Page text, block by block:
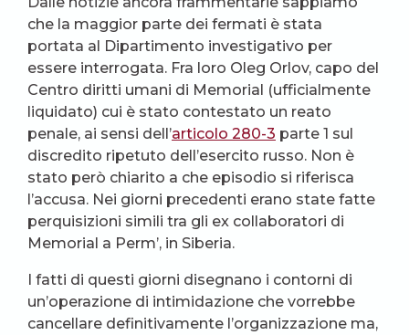
che la maggior parte dei fermati è stata
portata al Dipartimento investigativo per
essere interrogata. Fra loro Oleg Orlov, capo del
Centro diritti umani di Memorial (ufficialmente
liquidato) cui è stato contestato un reato
penale, ai sensi dell’articolo 280-3 parte 1 sul
discredito ripetuto dell’esercito russo. Non è
stato però chiarito a che episodio si riferisca
l’accusa. Nei giorni precedenti erano state fatte
perquisizioni simili tra gli ex collaboratori di
Memorial a Perm’, in Siberia.
I fatti di questi giorni disegnano i contorni di
un’operazione di intimidazione che vorrebbe
cancellare definitivamente l’organizzazione ma,